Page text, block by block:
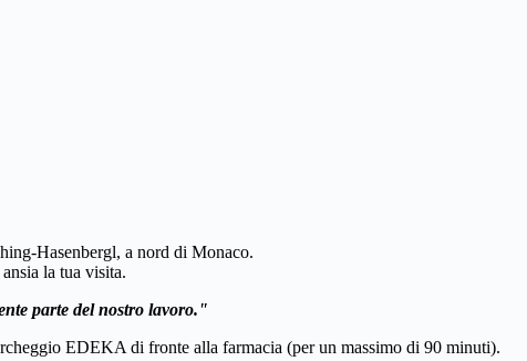
Hasenbergl, a nord di Monaco.
la tua visita.
parte del nostro lavoro.
EDEKA di fronte alla farmacia (per un massimo di 90 minuti).